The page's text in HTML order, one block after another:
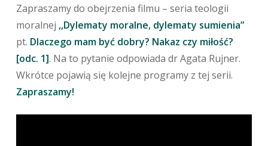
Zapraszamy do obejrzenia filmu – seria teologii
moralnej ,,Dylematy moralne, dylematy sumienia”
pt. Dlaczego mam być dobry? Nakaz czy miłość?
[odc. 1]. Na to pytanie odpowiada dr Agata Rujner.
Wkrótce pojawią się kolejne programy z tej serii.
Zapraszamy!